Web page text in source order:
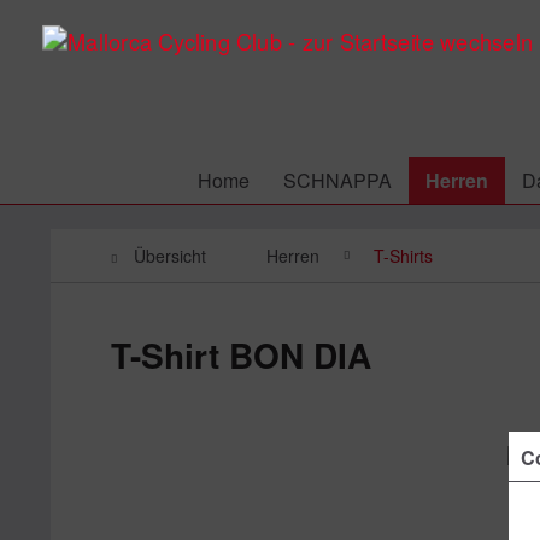
Home SCHNAPPA Herren
Übersicht Herren T-Shirts
T-Shirt BON DIA